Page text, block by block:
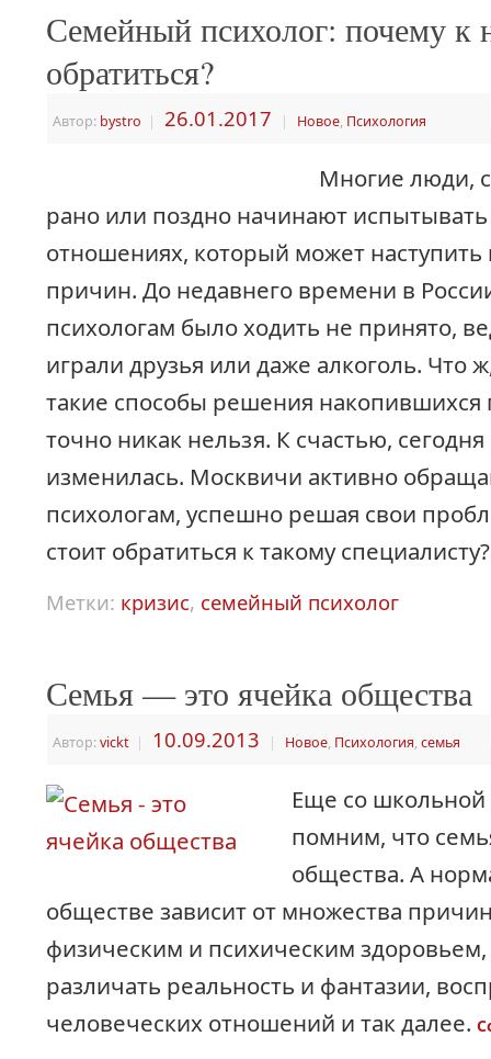
Семейный психолог: почему к
обратиться?
Автор: bystro | 26.01.2017 | Новое, Психология
Многие люди,
рано или поздно начинают испытывать
отношениях, который может наступить
причин. До недавнего времени в
психологам было ходить не принято,
играли друзья или даже алкоголь. Что
такие способы решения накопившихся
точно никак нельзя. К счастью, сегодня
изменилась. Москвичи активно
психологам, успешно решая свои
стоит обратиться к такому специалисту?
Метки: кризис, семейный психолог
Семья — это ячейка общества
Автор:vickt | 10.09.2013 | Новое, Психология, семья
Еще со
помним, что
общества. А
обществе зависит от множества
физическим и психическим здоровьем,
различать реальность и фантазии,
человеческих отношений и так далее.